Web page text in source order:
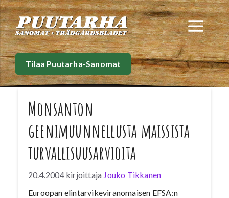
Siirry
sisältöön
Tilaa Puutarha-Sanomat
Monsanton
geenimuunnellusta maissista
turvallisuusarvioita
20.4.2004 kirjoittaja Jouko Tikkanen
Euroopan elintarvikeviranomaisen EFSA:n